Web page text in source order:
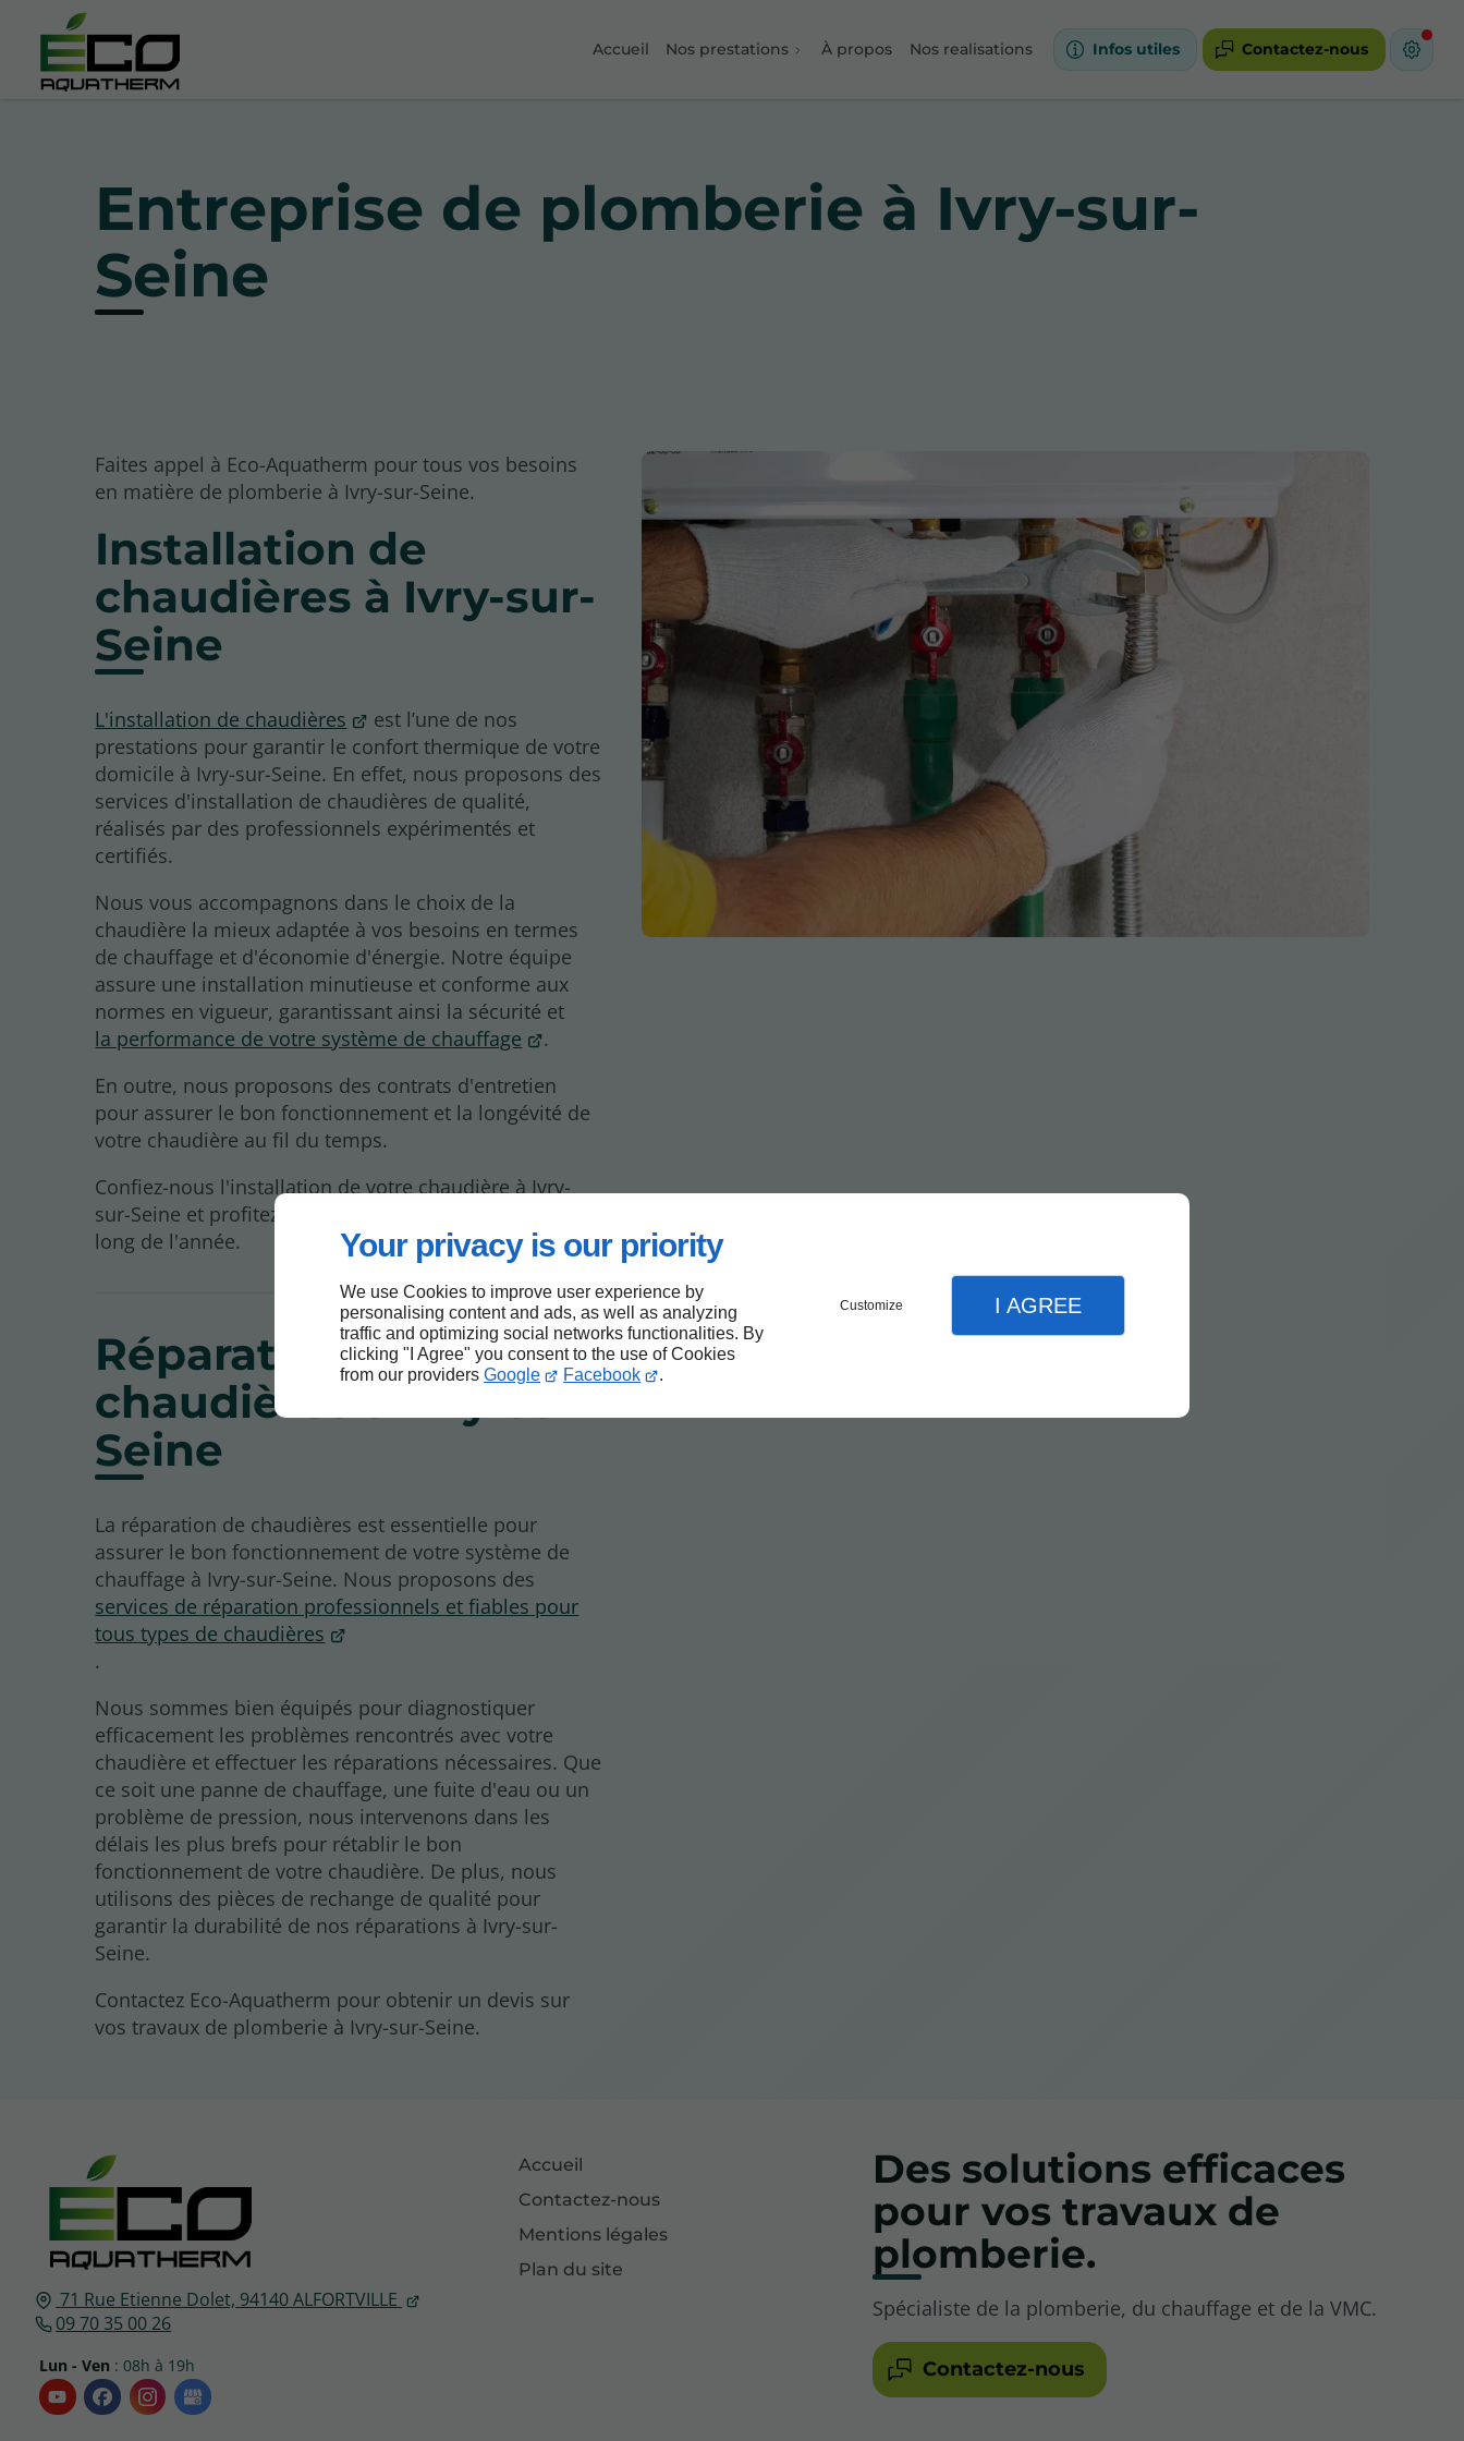
Your privacy is our priority
We use Cookies to improve user experience by
personalising content and ads, as well as analyzing
traffic and optimizing social networks functionalities. By
clicking "I Agree" you consent to the use of Cookies
from our providers Google Facebook .
Customize I AGREE
Accueil Nos prestations À propos Nos realisations Infos utiles Contactez-nous
Entreprise de plomberie à Ivry-sur-
Seine
Faites appel à Eco-Aquatherm pour tous vos besoins
en matière de plomberie à Ivry-sur-Seine.
Installation de
chaudières à Ivry-sur-
Seine
L'installation de chaudières
est l’une de nos
prestations pour garantir le confort thermique de votre
domicile à Ivry-sur-Seine. En effet, nous proposons des
services d'installation de chaudières de qualité,
réalisés par des professionnels expérimentés et
certifiés.
Nous vous accompagnons dans le choix de la
chaudière la mieux adaptée à vos besoins en termes
de chauffage et d'économie d'énergie. Notre équipe
assure une installation minutieuse et conforme aux
normes en vigueur, garantissant ainsi la sécurité et
la performance de votre système de chauffage
.
En outre, nous proposons des contrats d'entretien
pour assurer le bon fonctionnement et la longévité de
votre chaudière au fil du temps.
Confiez-nous l'installation de votre chaudière à Ivry-
sur-Seine et profitez d'un confort thermique tout au
long de l'année.
Réparation de
chaudières à Ivry-sur-
Seine
La réparation de chaudières est essentielle pour
assurer le bon fonctionnement de votre système de
chauffage à Ivry-sur-Seine. Nous proposons des
services de réparation professionnels et fiables pour
tous types de chaudières
.
Nous sommes bien équipés pour diagnostiquer
efficacement les problèmes rencontrés avec votre
chaudière et effectuer les réparations nécessaires. Que
ce soit une panne de chauffage, une fuite d'eau ou un
problème de pression, nous intervenons dans les
délais les plus brefs pour rétablir le bon
fonctionnement de votre chaudière. De plus, nous
utilisons des pièces de rechange de qualité pour
garantir la durabilité de nos réparations à Ivry-sur-
Seine.
Contactez Eco-Aquatherm pour obtenir un devis sur
vos travaux de plomberie à Ivry-sur-Seine.
71 Rue Etienne Dolet, 94140ALFORTVILLE
09 70 35 00 26
Lun - Ven : 08h à 19h
Accueil
Contactez-nous
Mentions légales
Plan du site
Des solutions efficaces
pour vos travaux de
plomberie.
Spécialiste de la plomberie, du chauffage et de la VMC.
Contactez-nous